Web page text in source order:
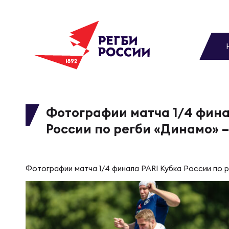
Новости
Матчи
Медиа
Федерация
Фотографии матча 1/4
России по регби «Динамо»
Фотографии матча 1/4 финала PARI Кубка России по